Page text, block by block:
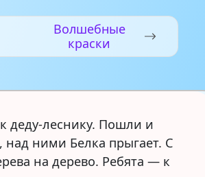
Волшебные
краски
деду-леснику. Пошли и
над ними Белка прыгает. С
на дерево. Ребята — к